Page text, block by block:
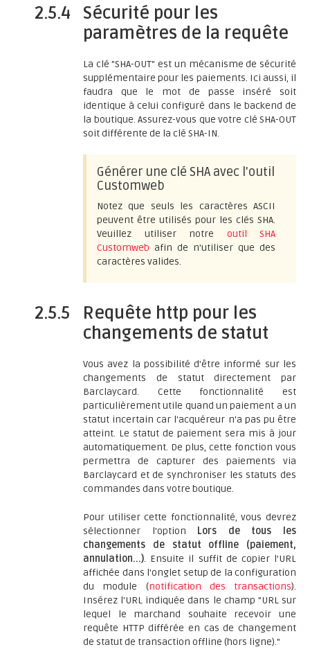
2.5.4
Sécurité pour les
paramètres de la requête
La clé "SHA-OUT" est un mécanisme de sécurité
supplémentaire pour les paiements. Ici aussi, il
faudra que le mot de passe inséré soit
identique à celui configuré dans le backend de
la boutique. Assurez-vous que votre clé SHA-OUT
soit différente de la clé SHA-IN.
Générer une clé SHA avec l'outil
Customweb
Notez que seuls les caractères ASCII
peuvent être utilisés pour les clés SHA.
Veuillez utiliser notre outil SHA
Customweb afin de n'utiliser que des
caractères valides.
2.5.5
Requête http pour les
changements de statut
Vous avez la possibilité d'être informé sur les
changements de statut directement par
Barclaycard. Cette fonctionnalité est
particulièrement utile quand un paiement a un
statut incertain car l'acquéreur n'a pas pu être
atteint. Le statut de paiement sera mis à jour
automatiquement. De plus, cette fonction vous
permettra de capturer des paiements via
Barclaycard et de synchroniser les statuts des
commandes dans votre boutique.
Pour utiliser cette fonctionnalité, vous devrez
sélectionner l'option
Lors de tous les
changements de statut offline (paiement,
annulation...). Ensuite il suffit de copier l'URL
affichée dans l'onglet setup de la configuration
du module (notification des transactions).
Insérez l'URL indiquée dans le champ "URL sur
lequel le marchand souhaite recevoir une
requête HTTP différée en cas de changement
de statut de transaction offline (hors ligne)."